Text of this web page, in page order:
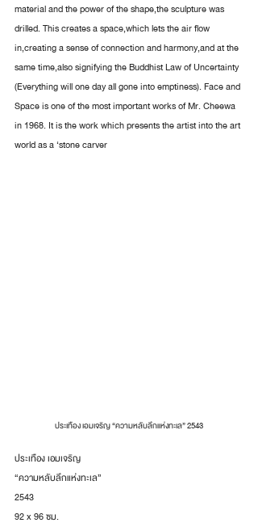
material and the power of the shape,the sculpture was
drilled. This creates a space,which lets the air flow
in,creating a sense of connection and harmony,and at the
same time,also signifying the Buddhist Law of Uncertainty
(Everything will one day all gone into emptiness). Face and
Space is one of the most important works of Mr. Cheewa
in 1968. It is the work which presents the artist into the art
world as a ‘stone carver
ประเทือง เอมเจริญ “ความหลับลึกแห่งทะเล” 2543
ประเทือง เอมเจริญ
“ความหลับลึกแห่งทะเล”
2543
92 x 96 ซม.